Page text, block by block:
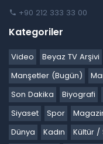
+90 212 333 33 00
Kategoriler
Video Beyaz TV Arşivi
Manşetler (Bugün)
Son Dakika
Biyografi
Siyaset
Spor
Dünya
Kadın Kültür /